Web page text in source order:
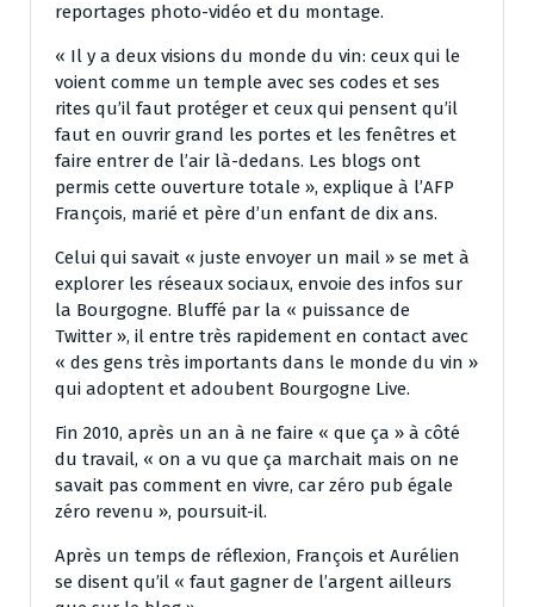
reportages photo-vidéo et du montage.
« Il y a deux visions du monde du vin: ceux qui le
voient comme un temple avec ses codes et ses
rites qu’il faut protéger et ceux qui pensent qu’il
faut en ouvrir grand les portes et les fenêtres et
faire entrer de l’air là-dedans. Les blogs ont
permis cette ouverture totale », explique à l’AFP
François, marié et père d’un enfant de dix ans.
Celui qui savait « juste envoyer un mail » se met à
explorer les réseaux sociaux, envoie des infos sur
la Bourgogne. Bluffé par la « puissance de
Twitter », il entre très rapidement en contact avec
« des gens très importants dans le monde du vin »
qui adoptent et adoubent Bourgogne Live.
Fin 2010, après un an à ne faire « que ça » à côté
du travail, « on a vu que ça marchait mais on ne
savait pas comment en vivre, car zéro pub égale
zéro revenu », poursuit-il.
Après un temps de réflexion, François et Aurélien
se disent qu’il « faut gagner de l’argent ailleurs